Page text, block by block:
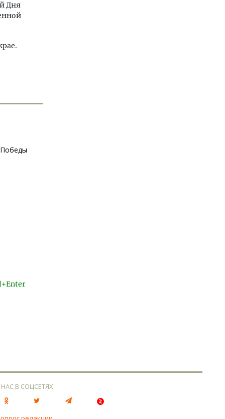
Дня
Победы
В СОЦСЕТЯХ